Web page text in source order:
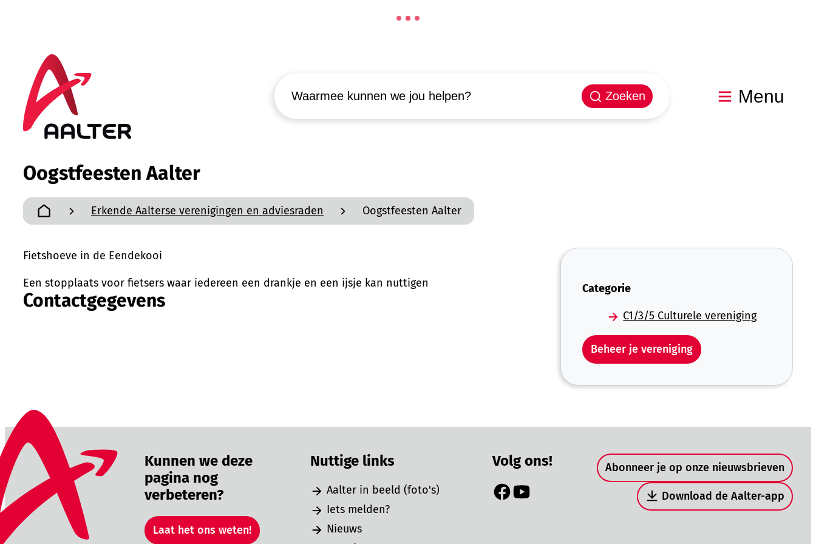
Aalter
Zoeken
Menu
Oogstfeesten Aalter
Startpagina
Erkende Aalterse verenigingen en adviesraden Oogstfeesten Aalter
Fietshoeve in de Eendekooi
Een stopplaats voor fietsers waar iedereen een drankje en een ijsje kan nuttigen
Contactgegevens
Categorie
C1/3/5 Culturele vereniging
Beheer je vereniging
Kunnen we deze
pagina nog
verbeteren?
Laat het ons weten!
Nuttige links
Aalter in beeld (foto's)
Iets melden?
Nieuws
Volg ons!
Facebook
YouTube
Snel naar
Abonneer je op onze nieuwsbrieven
Download de Aalter-app